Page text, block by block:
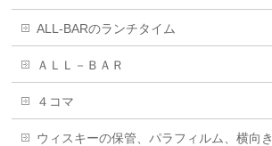
ALL-BARのランチタイム
ＡＬＬ－ＢＡＲ
４コマ
ウィスキーの保管、パラフィルム、横向き